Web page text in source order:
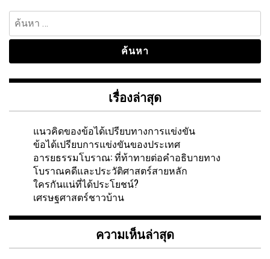
ค้นหา
สำหรับ:
เรื่องล่าสุด
แนวคิดของข้อได้เปรียบทางการแข่งขัน
ข้อได้เปรียบการแข่งขันของประเทศ
อารยธรรมโบราณ: ที่ท้าทายต่อคำอธิบายทาง
โบราณคดีและประวัติศาสตร์สายหลัก
ใครกันแน่ที่ได้ประโยชน์?
เศรษฐศาสตร์ชาวบ้าน
ความเห็นล่าสุด